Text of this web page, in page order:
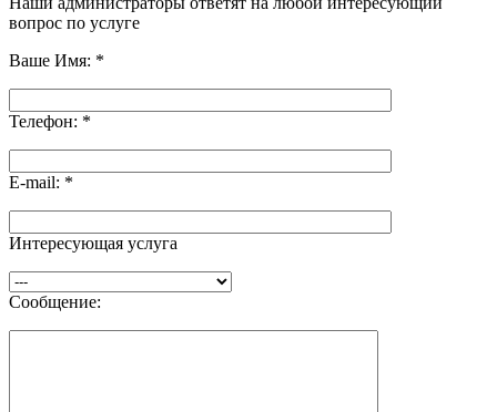
вопрос по услуге
Ваше Имя: *
Телефон: *
E-mail: *
Интересующая услуга
Сообщение: